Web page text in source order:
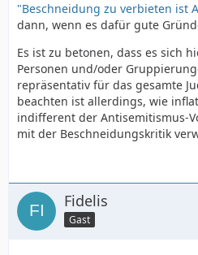
"Beschneidung zu verbieten ist
dann, wenn es dafür gute
Es ist zu betonen, dass es sich
Personen und/oder
repräsentativ für das gesamte
beachten ist allerdings, wie
indifferent der Antisemitismus-
mit der Beschneidungskritik
Fidelis
Gast